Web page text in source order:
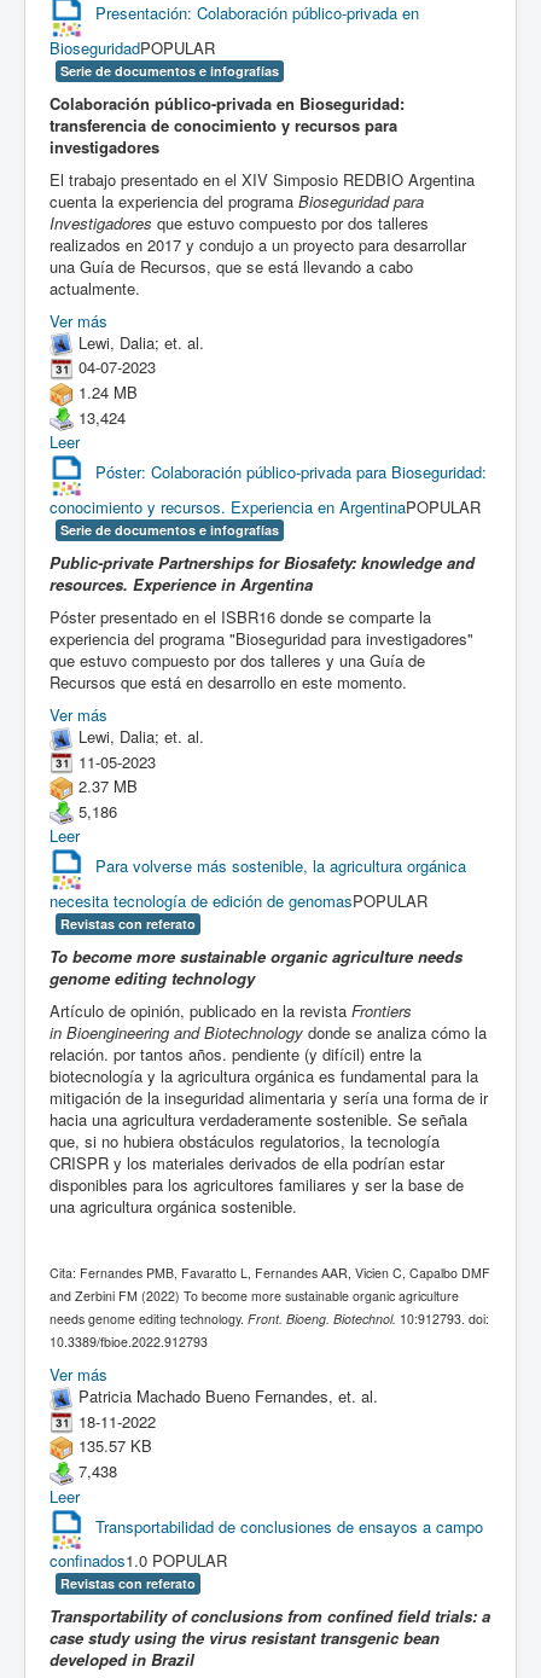
Presentación: Colaboración público-privada en
BioseguridadPOPULAR
Serie de documentos e infografías
Colaboración público-privada en Bioseguridad:
transferencia de conocimiento y recursos para
investigadores
El trabajo presentado en el XIV Simposio REDBIO Argentina
cuenta la experiencia del programa Bioseguridad para
Investigadores que estuvo compuesto por dos talleres
realizados en 2017 y condujo a un proyecto para desarrollar
una Guía de Recursos, que se está llevando a cabo
actualmente.
Ver más
Lewi, Dalia; et. al.
04-07-2023
1.24 MB
13,424
Leer
Póster: Colaboración público-privada para Bioseguridad:
conocimiento y recursos. Experiencia en ArgentinaPOPULAR
Serie de documentos e infografías
Public-private Partnerships for Biosafety: knowledge and
resources. Experience in Argentina
Póster presentado en el ISBR16 donde se comparte la
experiencia del programa "Bioseguridad para investigadores"
que estuvo compuesto por dos talleres y una Guía de
Recursos que está en desarrollo en este momento.
Ver más
Lewi, Dalia; et. al.
11-05-2023
2.37 MB
5,186
Leer
Para volverse más sostenible, la agricultura orgánica
necesita tecnología de edición de genomasPOPULAR
Revistas con referato
To become more sustainable organic agriculture needs
genome editing technology
Artículo de opinión, publicado en la revista Frontiers
in Bioengineering and Biotechnology donde se analiza cómo la
relación. por tantos años. pendiente (y difícil) entre la
biotecnología y la agricultura orgánica es fundamental para la
mitigación de la inseguridad alimentaria y sería una forma de ir
hacia una agricultura verdaderamente sostenible. Se señala
que, si no hubiera obstáculos regulatorios, la tecnología
CRISPR y los materiales derivados de ella podrían estar
disponibles para los agricultores familiares y ser la base de
una agricultura orgánica sostenible.
Cita: Fernandes PMB, Favaratto L, Fernandes AAR, Vicien C, Capalbo DMF
and Zerbini FM (2022) To become more sustainable organic agriculture
needs genome editing technology. Front. Bioeng. Biotechnol. 10:912793. doi:
10.3389/fbioe.2022.912793
Ver más
Patricia Machado Bueno Fernandes, et. al.
18-11-2022
135.57 KB
7,438
Leer
Transportabilidad de conclusiones de ensayos a campo
confinados1.0 POPULAR
Revistas con referato
Transportability of conclusions from confined field trials: a
case study using the virus resistant transgenic bean
developed in Brazil